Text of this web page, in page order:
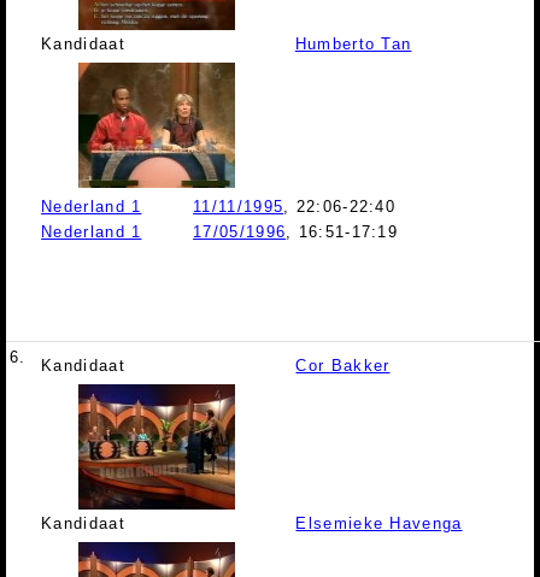
Kandidaat Humberto Tan
Nederland 1 11/11/1995, 22:06-22:40
Nederland 1
17/05/1996, 16:51-17:19
6. Kandidaat Cor Bakker
Kandidaat Elsemieke Havenga